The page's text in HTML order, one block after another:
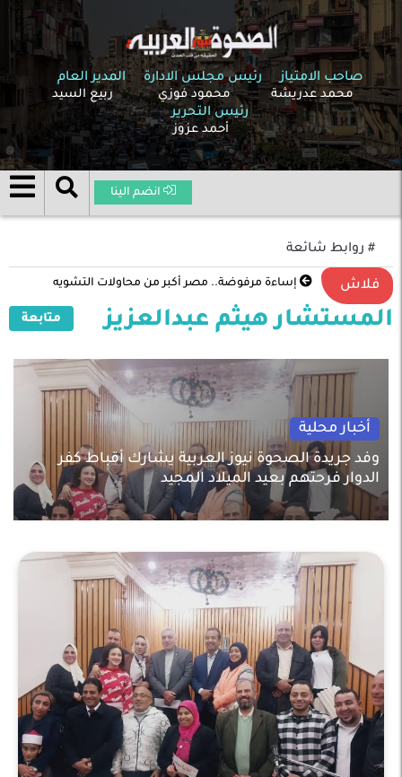
صاحب الامتياز
محمد عدريشة
رئيس مجلس الادارة
محمود فوزي
المدير العام
ربيع السيد
رئيس التحرير
أحمد عزوز
انضم الينا
# روابط شائعة
فلاش إساءة مرفوضة.. مصر أكبر من محاولات التشويه
المستشار هيثم عبدالعزيز متابعة
أخبار محلية
وفد جريدة الصحوة نيوز العربية يشارك أقباط كفر
الدوار فرحتهم بعيد الميلاد المجيد